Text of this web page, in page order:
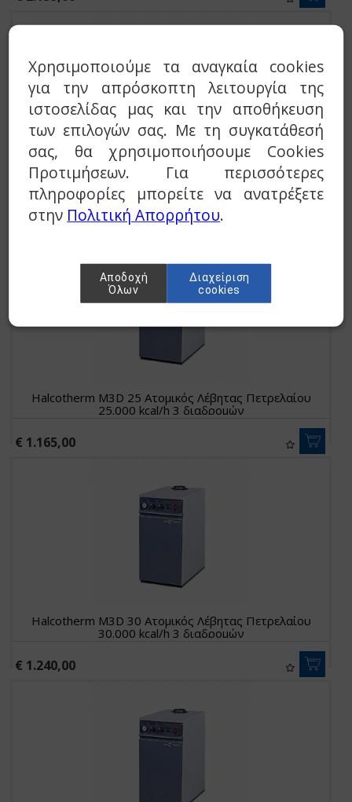
Halcotherm M3D 20 Ατομικός Λέβητας Πετρελαίου
20.000 kcal/h 3 διαδρομών
€ 1.110,00
Halcotherm M3D 25 Ατομικός Λέβητας Πετρελαίου
25.000 kcal/h 3 διαδρομών
€ 1.165,00
Halcotherm M3D 30 Ατομικός Λέβητας Πετρελαίου
30.000 kcal/h 3 διαδρομών
€ 1.240,00
Χρησιμοποιούμε τα αναγκαία cookies
για την απρόσκοπτη λειτουργία της
ιστοσελίδας μας και την αποθήκευση
των επιλογών σας. Με τη συγκατάθεσή
σας, θα χρησιμοποιήσουμε Cookies
Προτιμήσεων. Για περισσότερες
πληροφορίες μπορείτε να ανατρέξετε
στην Πολιτική Απορρήτου.
Αποδοχή
Όλων
Διαχείριση
cookies